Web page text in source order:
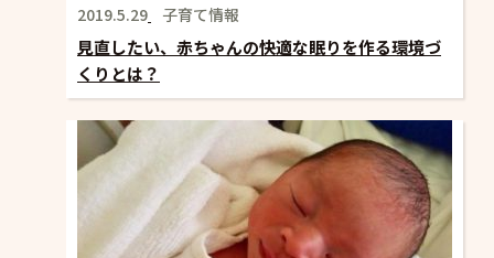
2019.5.29 子育て情報
見直したい、赤ちゃんの快適な眠りを作る環境づ
くりとは？